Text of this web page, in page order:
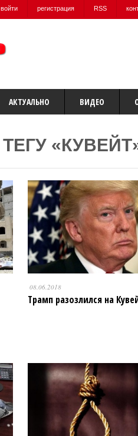
войти регистрация RSS
АКТУАЛЬНО ВИДЕО
08.06.2018
Трамп разозлился на